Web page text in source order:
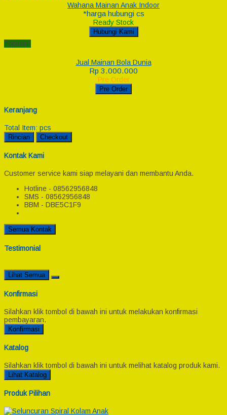
Wahana Mainan Anak Indoor
*harga hubungi cs
Ready Stock
Hubungi Kami
Popular!
Jual Mainan Bola Dunia
Rp 3.000.000
Pre Order
Pre Order
Keranjang
Total Item: pcs
Rincian Checkout
Kontak Kami
Customer service kami siap melayani dan membantu Anda.
Hotline - 08562956848
SMS - 08562956848
BBM - DBE5C1F9
Semua Kontak
Testimonial
Lihat Semua
Konfirmasi
Silahkan klik tombol di bawah ini untuk melakukan konfirmasi
pembayaran.
Konfirmasi
Katalog
Silahkan klik tombol di bawah ini untuk melihat katalog produk kami.
Lihat Katalog
Produk Pilihan